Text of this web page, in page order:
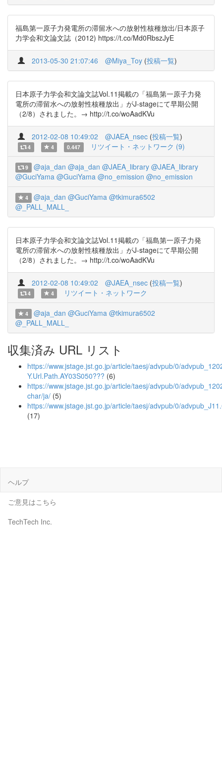
福島第一原子力発電所の滞留水への放射性核種放出/日本原子
力学会和文論文誌（2012) https://t.co/Md0RbszJyE
2013-05-30 21:07:46 @Miya_Toy (投稿一覧)
日本原子力学会和文論文誌Vol.11掲載の「福島第一原子力発
電所の滞留水への放射性核種放出」がJ-stageにて早期公開
（2/8）されました。→ http://t.co/woAadKVu
2012-02-08 10:49:02 @JAEA_nsec (投稿一覧)
4 4 0.447 リツイート・ネットワーク (9)
9 @aja_dan @aja_dan @JAEA_library @JAEA_library
@GuciYama @GuciYama @no_emission @no_emission
4 @aja_dan @GuciYama @tkimura6502
@_PALL_MALL_
日本原子力学会和文論文誌Vol.11掲載の「福島第一原子力発
電所の滞留水への放射性核種放出」がJ-stageにて早期公開
（2/8）されました。→ http://t.co/woAadKVu
2012-02-08 10:49:02 @JAEA_nsec (投稿一覧)
4 4 リツイート・ネットワーク
4 @aja_dan @GuciYama @tkimura6502
@_PALL_MALL_
収集済み URL リスト
https://www.jstage.jst.go.jp/article/taesj/advpub/0/
Y.Url.Path.AY03S050??? (6)
https://www.jstage.jst.go.jp/article/taesj/advpub/0/
char/ja/ (5)
https://www.jstage.jst.go.jp/article/taesj/advpub/0/
(17)
ヘルプ
ご意見はこちら
TechTech Inc.